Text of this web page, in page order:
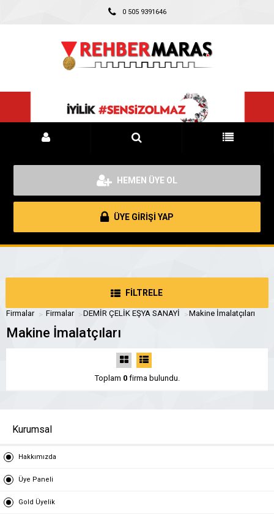
0 505 9391646
HEMEN ÜYE OL
ÜYE GİRİŞİ YAP
FİLTRELE
Firmalar Firmalar DEMİR ÇELİK EŞYA SANAYİ Makine İmalatçıları
Makine İmalatçıları
Toplam 0firma bulundu.
Kurumsal
Hakkımızda
Üye Paneli
Gold Üyelik